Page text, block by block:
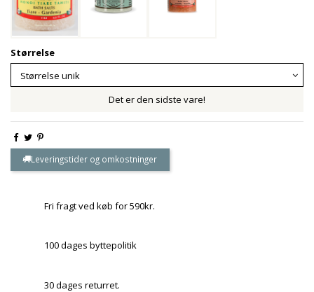
Størrelse
Det er den sidste vare!
Leveringstider og omkostninger
Fri fragt ved køb for 590kr.
100 dages byttepolitik
30 dages returret.